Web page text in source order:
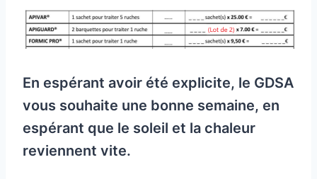
En espérant avoir été explicite, le GDSA
vous souhaite une bonne semaine, en
espérant que le soleil et la chaleur
reviennent vite.